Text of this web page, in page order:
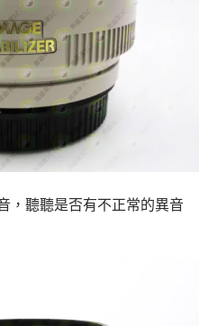
，聽聽是否有不正常的異音